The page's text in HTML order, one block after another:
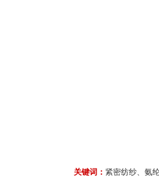
关键词： 紧密纺纱、氨